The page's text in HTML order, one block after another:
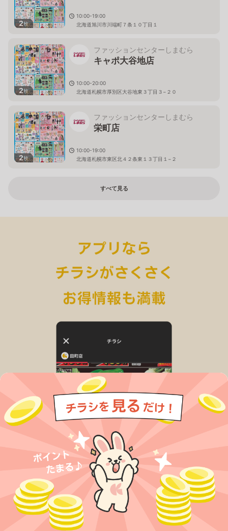
2枚
10:00-19:00
北海道旭川市川端町７条１０丁目１
2枚
ファッションセンターしまむら
キャポ大谷地店
10:00-20:00
北海道札幌市厚別区大谷地東３丁目３−２０
2枚
ファッションセンターしまむら
栄町店
10:00-19:00
北海道札幌市東区北４２条東１３丁目１−２
すべて見る